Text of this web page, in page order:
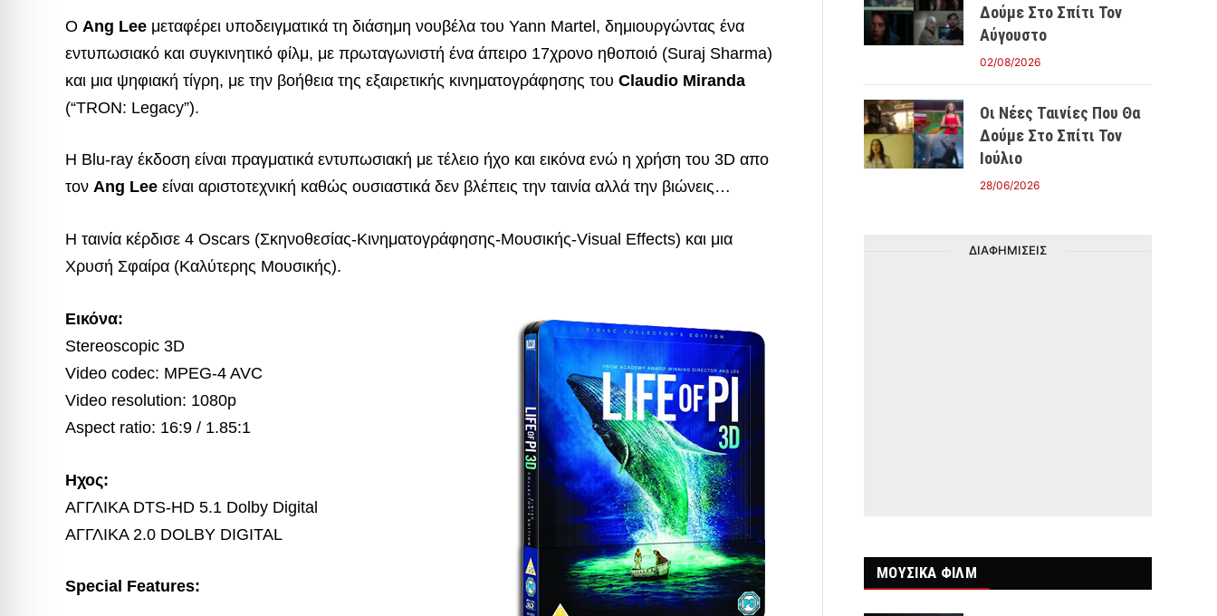
Ο Ang Lee μεταφέρει υποδειγματικά τη διάσημη νουβέλα του Yann Martel, δημιουργώντας ένα
εντυπωσιακό και συγκινητικό φίλμ, με πρωταγωνιστή ένα άπειρο 17χρονο ηθοποιό (Suraj Sharma)
και μια ψηφιακή τίγρη, με την βοήθεια της εξαιρετικής κινηματογράφησης του Claudio Miranda
(“TRON: Legacy”).
Η Blu-ray έκδοση είναι πραγματικά εντυπωσιακή με τέλειο ήχο και εικόνα ενώ η χρήση του 3D απο
τον Ang Lee είναι αριστοτεχνική καθώς ουσιαστικά δεν βλέπεις την ταινία αλλά την βιώνεις…
Η ταινία κέρδισε 4 Oscars (Σκηνοθεσίας-Κινηματογράφησης-Μουσικής-Visual Effects) και μια
Χρυσή Σφαίρα (Καλύτερης Μουσικής).
Εικόνα:
Stereoscopic 3D
Video codec: MPEG-4 AVC
Video resolution: 1080p
Aspect ratio: 16:9 / 1.85:1
Ηχος:
ΑΓΓΛΙΚΑ DTS-HD 5.1 Dolby Digital
ΑΓΓΛΙΚΑ 2.0 DOLBY DIGITAL
Special Features:
Δούμε Στο Σπίτι Τον
Αύγουστο
02/08/2026
Οι Νέες Ταινίες Που Θα
Δούμε Στο Σπίτι Τον
Ιούλιο
28/06/2026
ΔΙΑΦΗΜΙΣΕΙΣ
ΜΟΥΣΙΚΑ ΦΙΛΜ